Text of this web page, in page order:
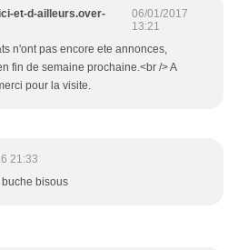
et-d-ailleurs.over-
06/01/2017
13:21
n'ont pas encore ete annonces,
fin de semaine prochaine.<br /> A
pour la visite.
21:33
bisous